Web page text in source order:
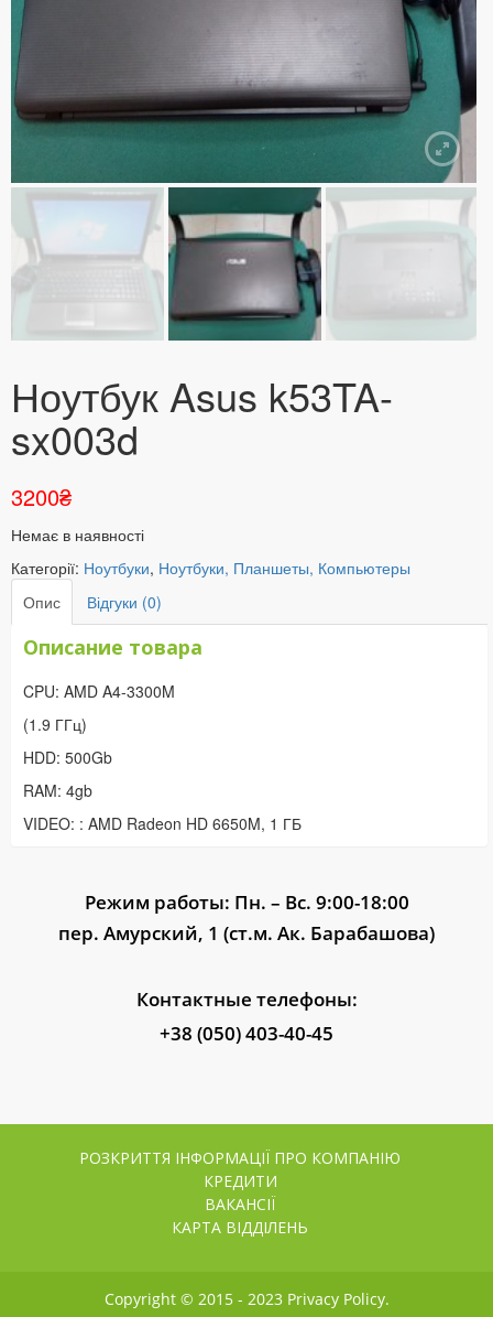
Ноутбук Asus k53TA-
sx003d
3200₴
Немає в наявності
Категорії: Ноутбуки, Ноутбуки, Планшеты, Компьютеры
Опис
Відгуки (0)
Описание товара
CPU: AMD A4-3300M
(1.9 ГГц)
HDD: 500Gb
RAM: 4gb
VIDEO: : AMD Radeon HD 6650M, 1 ГБ
Режим работы: Пн. – Вс. 9:00-18:00
пер. Амурский, 1 (ст.м. Ак. Барабашова)
Контактные телефоны:
+38 (050) 403-40-45
РОЗКРИТТЯ ІНФОРМАЦІЇ ПРО КОМПАНІЮ
КРЕДИТИ
ВАКАНСІЇ
КАРТА ВІДДІЛЕНЬ
Copyright © 2015 - 2023 Privacy Policy.